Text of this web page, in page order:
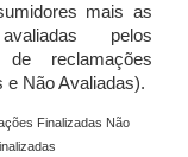
mais as
pelos
reclamações
e Não Avaliadas).
Finalizadas Não